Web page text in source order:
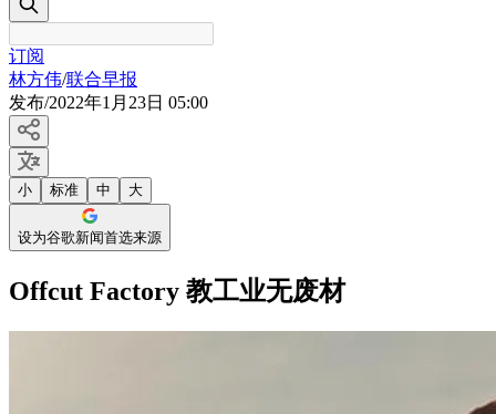
订阅
林方伟/联合早报
发布/2022年1月23日 05:00
小 标准 中 大
设为谷歌新闻首选来源
Offcut Factory 教工业无废材